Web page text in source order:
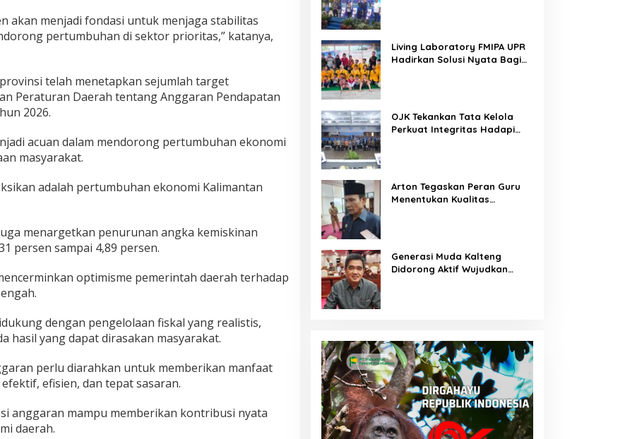
akan menjadi fondasi untuk menjaga stabilitas
pertumbuhan di sektor prioritas,” katanya,
telah menetapkan sejumlah target
Peraturan Daerah tentang Anggaran Pendapatan
2026.
acuan dalam mendorong pertumbuhan ekonomi
masyarakat.
adalah pertumbuhan ekonomi Kalimantan
menargetkan penurunan angka kemiskinan
persen sampai 4,89 persen.
optimisme pemerintah daerah terhadap
dengan pengelolaan fiskal yang realistis,
hasil yang dapat dirasakan masyarakat.
perlu diarahkan untuk memberikan manfaat
efisien, dan tepat sasaran.
anggaran mampu memberikan kontribusi nyata
daerah.
Living Laboratory FMIPA UPR
Hadirkan Solusi Nyata Bagi
OJK Tekankan Tata Kelola
Perkuat Integritas Hadapi
Arton Tegaskan Peran Guru
Menentukan Kualitas
Generasi Muda Kalteng
Didorong Aktif Wujudkan